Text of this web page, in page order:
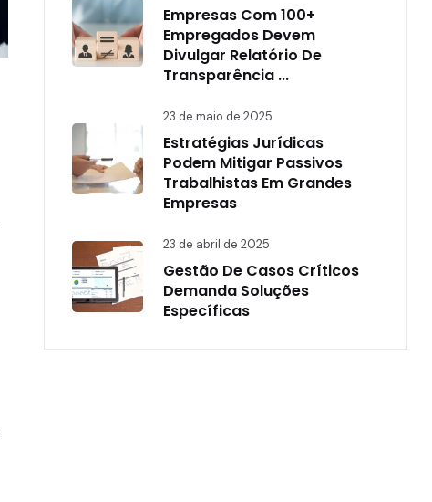
Empresas Com 100+
Empregados Devem
Divulgar Relatório De
Transparência ...
23 de maio de 2025
Estratégias Jurídicas
Podem Mitigar Passivos
Trabalhistas Em Grandes
Empresas
23 de abril de 2025
Gestão De Casos Críticos
Demanda Soluções
Específicas